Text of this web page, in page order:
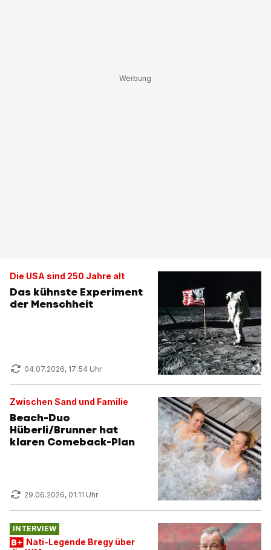
Die USA sind 250 Jahre alt
Das kühnste Experiment
der Menschheit
04.07.2026, 17:54 Uhr
Zwischen Sand und Familie
Beach-Duo
Hüberli/Brunner hat
klaren Comeback-Plan
29.06.2026, 01:11 Uhr
INTERVIEW
Nati-Legende Bregy über